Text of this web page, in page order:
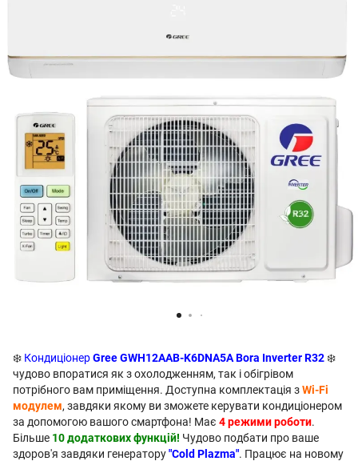
❄️ КондиціонерGree GWH12AAB-K6DNA5A Bora Inverter R32 ❄️
чудово впоратися як з охолодженням, так і обігрівом
потрібного вам приміщення. Доступна комплектація зWi-Fi
модулем, завдяки якому ви зможете керувати кондиціонером
за допомогою вашого смартфона! Має 4 режими роботи.
Більше 10 додаткових функцій! Чудово подбати про ваше
здоров'я завдяки генератору"Cold Plazma". Працює на новому